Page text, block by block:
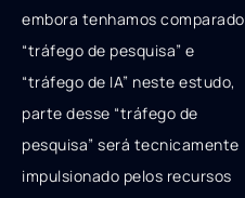
embora tenhamos comparado
“tráfego de pesquisa” e
“tráfego de IA” neste estudo,
parte desse “tráfego de
pesquisa” será tecnicamente
impulsionado pelos recursos